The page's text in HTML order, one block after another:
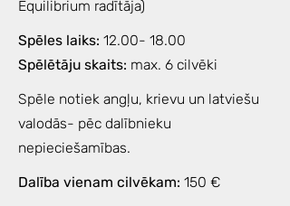
Equilibrium radītāja)
Spēles laiks: 12.00- 18.00
Spēlētāju skaits: max. 6 cilvēki
Spēle notiek angļu, krievu un latviešu
valodās- pēc dalībnieku
nepieciešamības.
Dalība vienam cilvēkam: 150 €